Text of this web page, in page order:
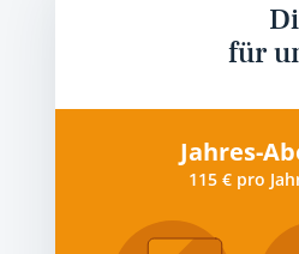
für
Jahres-
115 € pro